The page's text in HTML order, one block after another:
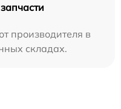
производителя в
складах.